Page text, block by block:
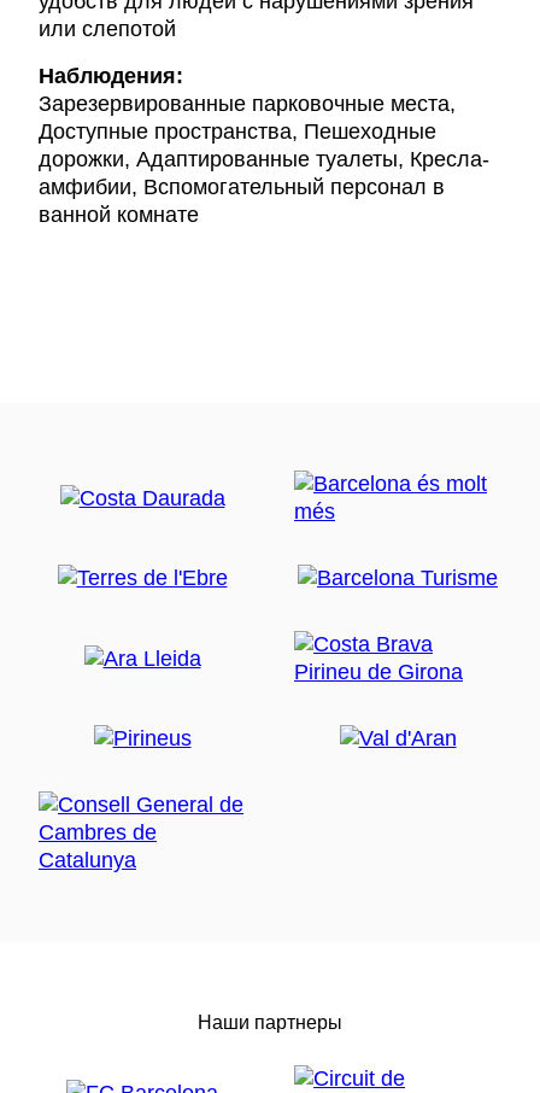
или слепотой
Наблюдения:
Зарезервированные парковочные места,
Доступные пространства, Пешеходные
дорожки, Адаптированные туалеты, Кресла-
амфибии, Вспомогательный персонал в
ванной комнате
Наши партнеры